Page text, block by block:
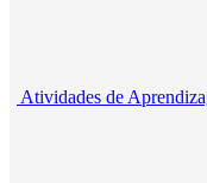
Atividades de